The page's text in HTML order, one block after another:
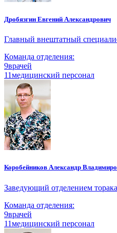
Дробязгин Евгений Александрович
Главный внештатный
Команда отделения:
9врачей
11медицинский персонал
Коробейников Александр
Заведующий отделением
Команда отделения:
9врачей
11медицинский персонал